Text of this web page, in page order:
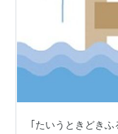
｢たいうときどき